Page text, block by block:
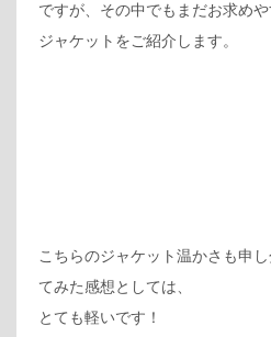
ですが、その中でもまだお求め
ジャケットをご紹介します。
こちらのジャケット温かさも申
てみた感想としては、
とても軽いです！